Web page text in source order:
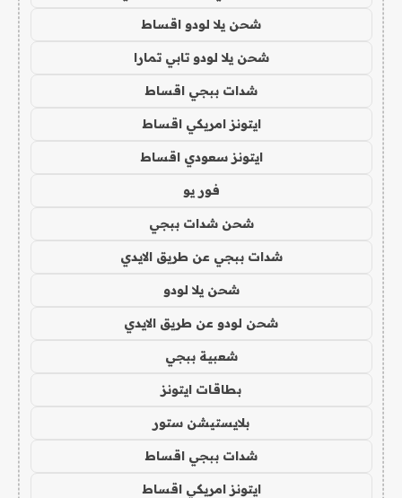
شحن يلا لودو اقساط
شحن يلا لودو تابي تمارا
شدات ببجي اقساط
ايتونز امريكي اقساط
ايتونز سعودي اقساط
فور يو
شحن شدات ببجي
شدات ببجي عن طريق الايدي
شحن يلا لودو
شحن لودو عن طريق الايدي
شعبية ببجي
بطاقات ايتونز
بلايستيشن ستور
شدات ببجي اقساط
ايتونز امريكي اقساط